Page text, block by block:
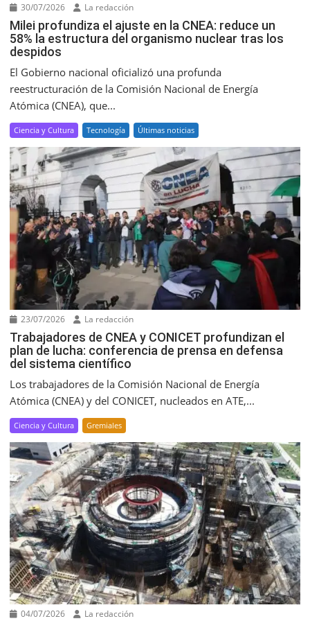
30/07/2026 La redacción
Milei profundiza el ajuste en la CNEA: reduce un
58% la estructura del organismo nuclear tras los
despidos
El Gobierno nacional oficializó una profunda
reestructuración de la Comisión Nacional de Energía
Atómica (CNEA), que...
Ciencia y Cultura Tecnología Últimas noticias
23/07/2026 La redacción
Trabajadores de CNEA y CONICET profundizan el
plan de lucha: conferencia de prensa en defensa
del sistema científico
Los trabajadores de la Comisión Nacional de Energía
Atómica (CNEA) y del CONICET, nucleados en ATE,...
Ciencia y Cultura Gremiales
04/07/2026 La redacción